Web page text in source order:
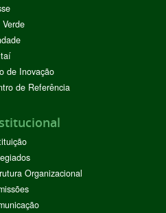
de Inovação
de Referência
Organizacional